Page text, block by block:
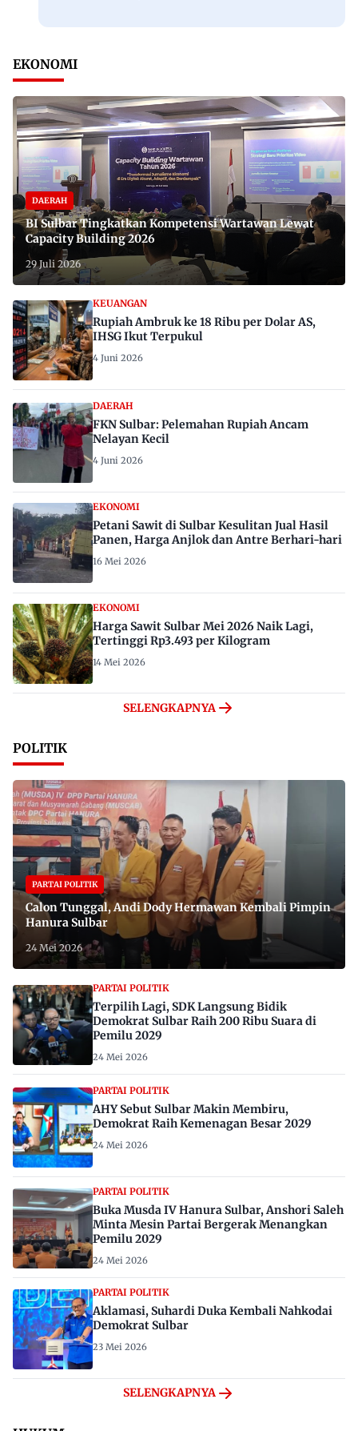
EKONOMI
DAERAH
BI Sulbar Tingkatkan Kompetensi Wartawan Lewat
Capacity Building 2026
29 Juli 2026
KEUANGAN
Rupiah Ambruk ke 18 Ribu per Dolar AS,
IHSG Ikut Terpukul
4 Juni 2026
DAERAH
FKN Sulbar: Pelemahan Rupiah Ancam
Nelayan Kecil
4 Juni 2026
EKONOMI
Petani Sawit di Sulbar Kesulitan Jual Hasil
Panen, Harga Anjlok dan Antre Berhari-hari
16 Mei 2026
EKONOMI
Harga Sawit Sulbar Mei 2026 Naik Lagi,
Tertinggi Rp3.493 per Kilogram
14 Mei 2026
SELENGKAPNYA
POLITIK
PARTAI POLITIK
Calon Tunggal, Andi Dody Hermawan Kembali Pimpin
Hanura Sulbar
24 Mei 2026
PARTAI POLITIK
Terpilih Lagi, SDK Langsung Bidik
Demokrat Sulbar Raih 200 Ribu Suara di
Pemilu 2029
24 Mei 2026
PARTAI POLITIK
AHY Sebut Sulbar Makin Membiru,
Demokrat Raih Kemenagan Besar 2029
24 Mei 2026
PARTAI POLITIK
Buka Musda IV Hanura Sulbar, Anshori Saleh
Minta Mesin Partai Bergerak Menangkan
Pemilu 2029
24 Mei 2026
PARTAI POLITIK
Aklamasi, Suhardi Duka Kembali Nahkodai
Demokrat Sulbar
23 Mei 2026
SELENGKAPNYA